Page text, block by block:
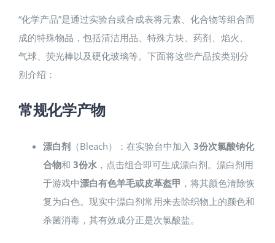
“化学产品”是通过实验台或合成表将元素、化合物等组合而
成的特殊物品，包括清洁用品、特殊方块、药剂、焰火、
气球、荧光棒以及硬化玻璃等。下面将这些产品按类别分
别介绍：
常规化学产物
漂白剂（Bleach）：在实验台中加入 3份次氯酸钠化
合物和 3份水，点击组合即可生成漂白剂。漂白剂用
于游戏中漂白有色羊毛或皮革盔甲 ，将其颜色清除恢
复为白色。现实中漂白剂常用来去除织物上的颜色和
杀菌消毒，其有效成分正是次氯酸盐。